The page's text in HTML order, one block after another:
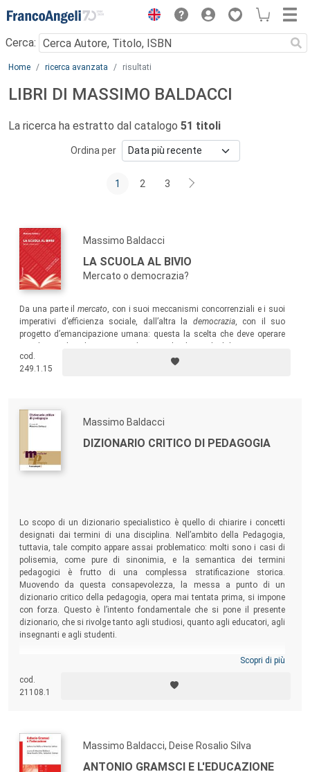
Menu
Cerca:
Main content
Home ricerca avanzata risultati
LIBRI DI MASSIMO BALDACCI
La ricerca ha estratto dal catalogo 51 titoli
Ordina per
1 2 3
Massimo Baldacci
LA SCUOLA AL BIVIO
Mercato o democrazia?
Da una parte il mercato, con i suoi meccanismi concorrenziali e i suoi
imperativi d’efficienza sociale, dall’altra la democrazia, con il suo
progetto d’emancipazione umana: questa la scelta che deve operare
autonome rispetto all’odierna crisi storico-sociale ed educativa.
cod.
249.1.15
Massimo Baldacci
DIZIONARIO CRITICO DI PEDAGOGIA
Lo scopo di un dizionario specialistico è quello di chiarire i concetti
designati dai termini di una disciplina. Nell’ambito della Pedagogia,
tuttavia, tale compito appare assai problematico: molti sono i casi di
polisemia, come pure di sinonimia, e la semantica dei termini
pedagogici è frutto di una complessa stratificazione storica.
Muovendo da questa consapevolezza, la messa a punto di un
dizionario critico della pedagogia, opera mai tentata prima, si impone
con forza. Questo è l’intento fondamentale che si pone il presente
dizionario, che si rivolge tanto agli studiosi, quanto agli educatori, agli
insegnanti e agli studenti.
Scopri di più
cod.
21108.1
Massimo Baldacci, Deise Rosalio Silva
ANTONIO GRAMSCI E L'EDUCAZIONE